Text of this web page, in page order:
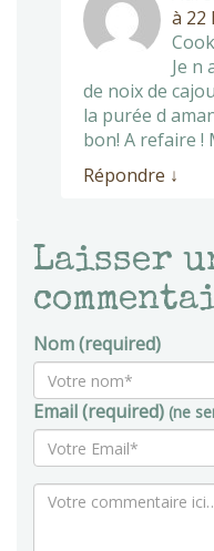
à 22
Je n
de noix de
la purée d
bon! A refaire !
Répondre ↓
Laisser
Nom (required)
Email (required) (ne